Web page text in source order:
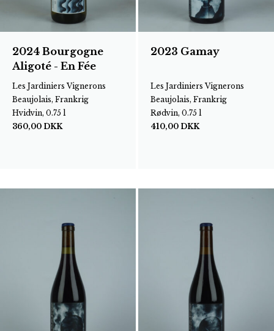
2024 Bourgogne
Aligoté - En Fée
Les Jardiniers Vignerons
Beaujolais, Frankrig
Hvidvin, 0.75 l
360,00 DKK
2023 Gamay
Les Jardiniers Vignerons
Beaujolais, Frankrig
Rødvin, 0.75 l
410,00 DKK